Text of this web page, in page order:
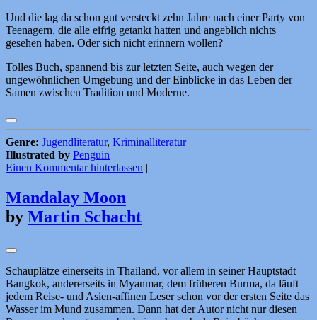
Und die lag da schon gut versteckt zehn Jahre nach einer Party von
Teenagern, die alle eifrig getankt hatten und angeblich nichts
gesehen haben. Oder sich nicht erinnern wollen?
Tolles Buch, spannend bis zur letzten Seite, auch wegen der
ungewöhnlichen Umgebung und der Einblicke in das Leben der
Samen zwischen Tradition und Moderne.
Genre: Jugendliteratur, Kriminalliteratur
Illustrated by Penguin
Einen Kommentar hinterlassen |
Mandalay Moon
by Martin Schacht
Schauplätze einerseits in Thailand, vor allem in seiner Hauptstadt
Bangkok, andererseits in Myanmar, dem früheren Burma, da läuft
jedem Reise- und Asien-affinen Leser schon vor der ersten Seite das
Wasser im Mund zusammen. Dann hat der Autor nicht nur diesen